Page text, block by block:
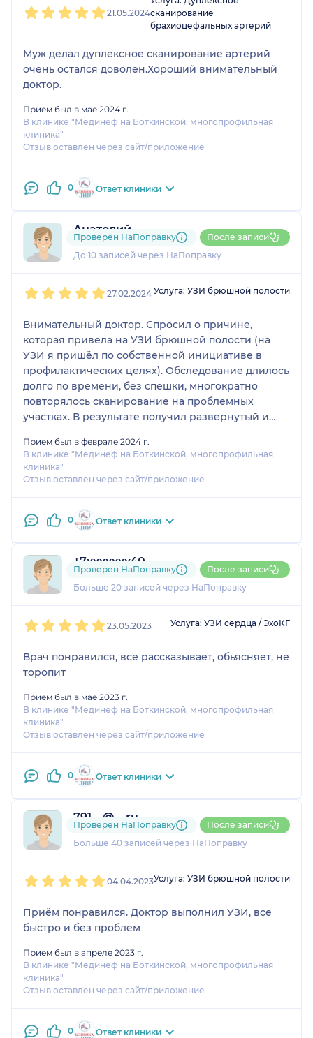
21.05.2024сканирование
брахиоцефальных артерий
Муж делал дуплексное сканирование артерий
очень остался доволен.Хороший внимательный
доктор.
Прием был в мае 2024 г.
В клинике "Мединеф на Боткинской, многопрофильная
клиника"
Отзыв оставлен через сайт/приложение
0 Ответ клиники
Анатолий
4 отзываи1 оценка
До 10 записей через НаПоправку
Проверен НаПоправку После записи
27.02.2024 Услуга: УЗИ брюшной полости
Внимательный доктор. Спросил о причине,
которая привела на УЗИ брюшной полости (на
УЗИ я пришёл по собственной инициативе в
профилактических целях). Обследование длилось
долго по времени, без спешки, многократно
повторялось сканирование на проблемных
участках. В результате получил развернутый и
врача совет к каким специалистам нужно
обратиться. Спасибо доктору за
доброжелательность.
Прием был в феврале 2024 г.
В клинике "Мединеф на Боткинской, многопрофильная
клиника"
Отзыв оставлен через сайт/приложение
0 Ответ клиники
+7xxxxxxx40
9 отзывов
Больше 20 записей через НаПоправку
Проверен НаПоправку После записи
23.05.2023 Услуга: УЗИ сердца / ЭхоКГ
Врач понравился, все рассказывает, обьясняет, не
торопит
Прием был в мае 2023 г.
В клинике "Мединеф на Боткинской, многопрофильная
клиника"
Отзыв оставлен через сайт/приложение
0 Ответ клиники
791....@....ru
15 отзывов
Больше 40 записей через НаПоправку
Проверен НаПоправку После записи
04.04.2023Услуга: УЗИ брюшной полости
Приём понравился. Доктор выполнил УЗИ, все
быстро и без проблем
Прием был в апреле 2023 г.
В клинике "Мединеф на Боткинской, многопрофильная
клиника"
Отзыв оставлен через сайт/приложение
0 Ответ клиники